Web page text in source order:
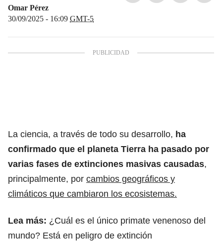
Omar Pérez
30/09/2025 - 16:09 GMT-5
La ciencia, a través de todo su desarrollo, ha
confirmado que el planeta Tierra ha pasado por
varias fases de extinciones masivas causadas,
principalmente, por cambios geográficos y
climáticos que cambiaron los ecosistemas.
Lea más: ¿Cuál es el único primate venenoso del
mundo? Está en peligro de extinción